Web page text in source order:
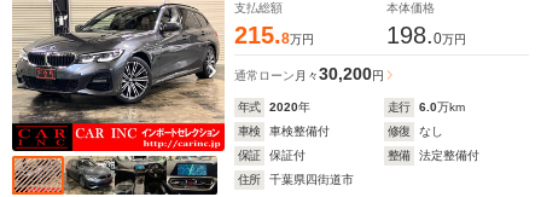
支払総額
215.8万円
本体価格
198.0万円
通常ローン 月々30,200円
年式 2020年 走行 6.0万km
車検
車検整備付 修復
なし
保証
保証付 整備
法定整備付
住所
千葉県四街道市